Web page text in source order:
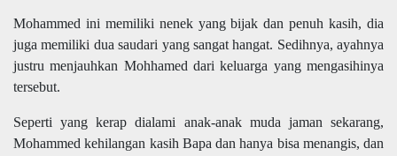
Mohammed ini memiliki nenek yang bijak dan penuh kasih, dia
juga memiliki dua saudari yang sangat hangat. Sedihnya, ayahnya
justru menjauhkan Mohhamed dari keluarga yang mengasihinya
tersebut.
Seperti yang kerap dialami anak-anak muda jaman sekarang,
Mohammed kehilangan kasih Bapa dan hanya bisa menangis, dan